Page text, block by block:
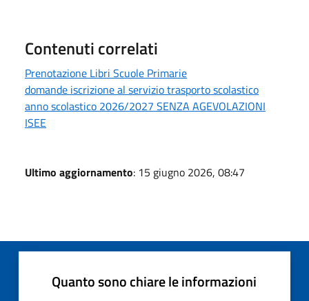
Contenuti correlati
Prenotazione Libri Scuole Primarie
domande iscrizione al servizio trasporto scolastico
anno scolastico 2026/2027 SENZA AGEVOLAZIONI
ISEE
Ultimo aggiornamento: 15 giugno 2026, 08:47
Quanto sono chiare le informazioni